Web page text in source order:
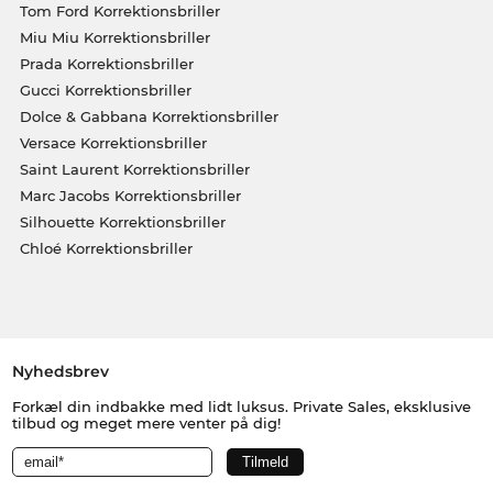
Tom Ford Korrektionsbriller
Miu Miu Korrektionsbriller
Prada Korrektionsbriller
Gucci Korrektionsbriller
Dolce & Gabbana Korrektionsbriller
Versace Korrektionsbriller
Saint Laurent Korrektionsbriller
Marc Jacobs Korrektionsbriller
Silhouette Korrektionsbriller
Chloé Korrektionsbriller
Nyhedsbrev
Forkæl din indbakke med lidt luksus. Private Sales, eksklusive
tilbud og meget mere venter på dig!